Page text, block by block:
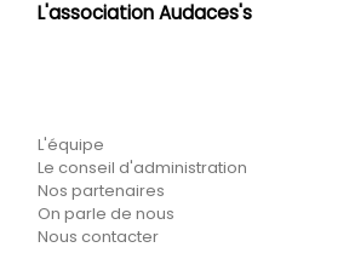
L'association Audaces's
L'équipe
Le conseil d'administration
Nos partenaires
On parle de nous
Nous contacter